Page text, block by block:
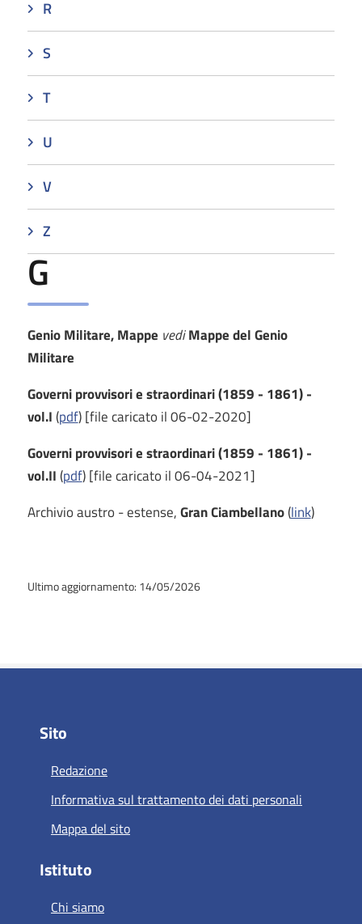
R
S
T
U
V
Z
G
Genio Militare, Mappe vediMappe del Genio
Militare
Governi provvisori e straordinari (1859 - 1861) -
vol.I(pdf) [file caricato il 06-02-2020]
Governi provvisori e straordinari (1859 - 1861) -
vol.II(pdf) [file caricato il 06-04-2021]
Archivio austro - estense,Gran Ciambellano(link)
Ultimo aggiornamento: 14/05/2026
Sito
Redazione
Informativa sul trattamento dei dati personali
Mappa del sito
Istituto
Chi siamo